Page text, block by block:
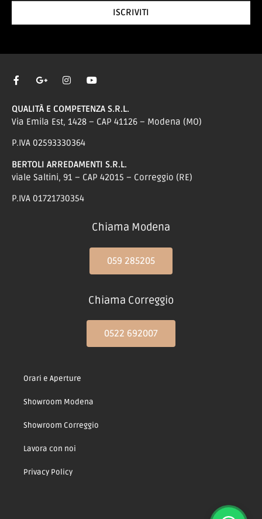
ISCRIVITI
QUALITÀ E COMPETENZA S.R.L.
Via Emila Est, 1428 – CAP 41126 – Modena (MO)
P.IVA 02593330364
BERTOLI ARREDAMENTI S.R.L.
viale Saltini, 91 – CAP 42015 – Correggio (RE)
P.IVA 01721730354
Chiama Modena
059 285205
Chiama Correggio
0522 692007
Orari e Aperture
Showroom Modena
Showroom Correggio
Lavora con noi
Privacy Policy